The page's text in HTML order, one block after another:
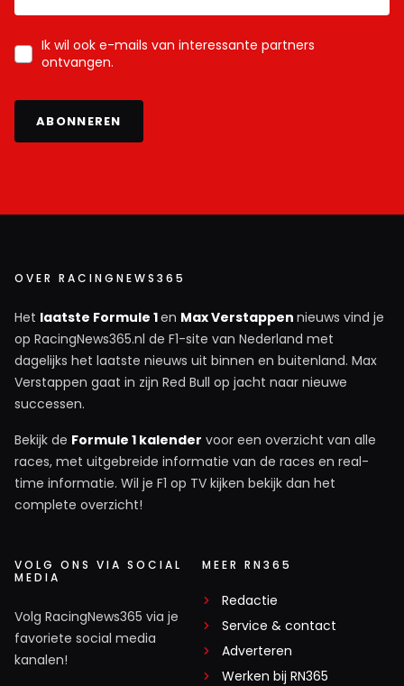
Ik wil ook e-mails van interessante partners
ontvangen.
ABONNEREN
OVER RACINGNEWS365
Het laatste Formule 1en Max Verstappen nieuws vind je
op RacingNews365.nl de F1-site van Nederland met
dagelijks het laatste nieuws uit binnen en buitenland. Max
Verstappen gaat in zijn Red Bull op jacht naar nieuwe
successen.
Bekijk de Formule 1 kalender voor een overzicht van alle
races, met uitgebreide informatie van de races en real-
time informatie. Wil je F1 op TV kijken bekijk dan het
complete overzicht!
VOLG ONS VIA SOCIAL
MEDIA
Volg RacingNews365 via je
favoriete social media
kanalen!
MEER RN365
Redactie
Service & contact
Adverteren
Werken bij RN365